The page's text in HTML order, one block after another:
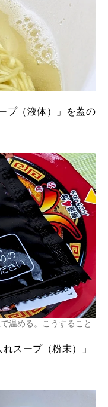
プ（液体）」を蓋の
温める。こうすること
スープ（粉末）」